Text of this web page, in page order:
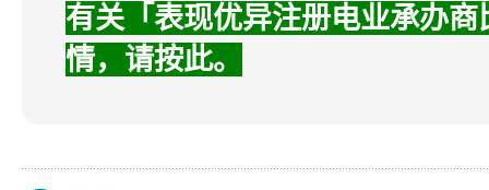
有关「表现优异注册电业承办商
情，请按此。